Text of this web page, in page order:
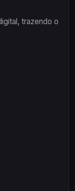
trazendo o